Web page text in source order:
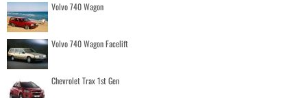
Volvo 740 Wagon
Volvo 740 Wagon Facelift
Chevrolet Trax 1st Gen